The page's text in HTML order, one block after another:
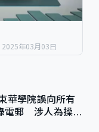
2025年03月03日
華學院誤向所有
電郵 涉人為操作